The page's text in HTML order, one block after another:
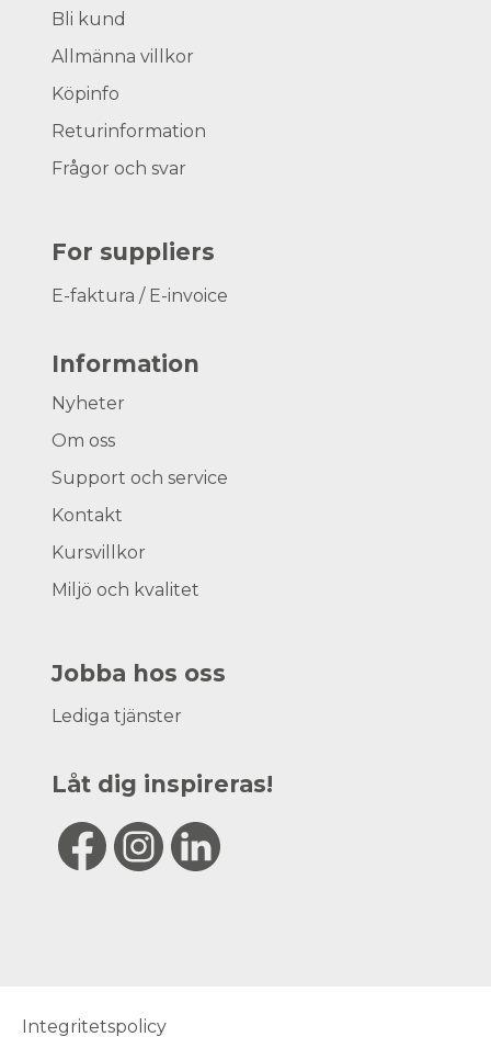
Bli kund
Allmänna villkor
Köpinfo
Returinformation
Frågor och svar
For suppliers
E-faktura / E-invoice
Information
Nyheter
Om oss
Support och service
Kontakt
Kursvillkor
Miljö och kvalitet
Jobba hos oss
Lediga tjänster
Låt dig inspireras!
Integritetspolicy